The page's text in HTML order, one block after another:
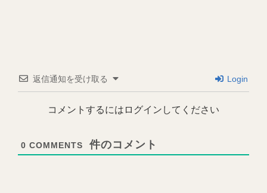
返信通知を受け取る Login
コメントするにはログインしてください
0 COMMENTS